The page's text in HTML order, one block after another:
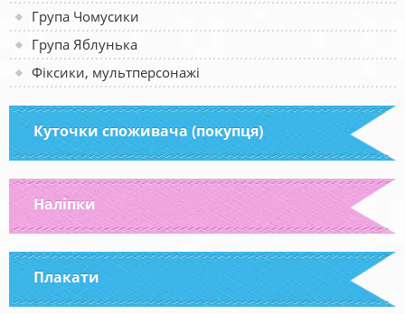
Група Чомусики
Група Яблунька
Фіксики, мультперсонажі
Куточки споживача (покупця)
Наліпки
Плакати